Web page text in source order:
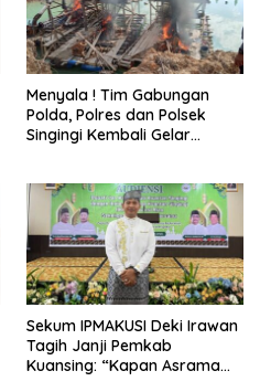
Menyala ! Tim Gabungan
Polda, Polres dan Polsek
Singingi Kembali Gelar
Sekum IPMAKUSI Deki Irawan
Tagih Janji Pemkab
Kuansing: “Kapan Asrama